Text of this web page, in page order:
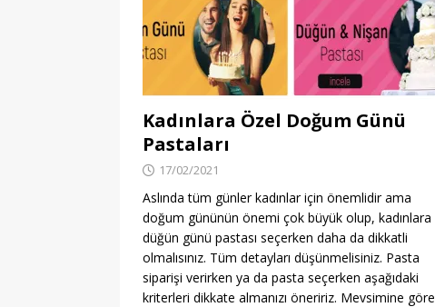
Kadınlara Özel Doğum Günü
Pastaları
17/02/2021
Aslında tüm günler kadınlar için önemlidir ama
doğum gününün önemi çok büyük olup, kadınlara
düğün günü pastası seçerken daha da dikkatli
olmalısınız. Tüm detayları düşünmelisiniz. Pasta
siparişi verirken ya da pasta seçerken aşağıdaki
kriterleri dikkate almanızı öneririz. Mevsimine göre